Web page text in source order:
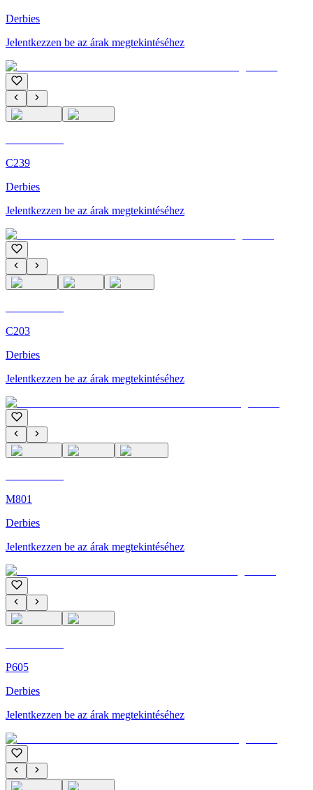
Derbies
Jelentkezzen be az árak megtekintéséhez
C239
Derbies
Jelentkezzen be az árak megtekintéséhez
C203
Derbies
Jelentkezzen be az árak megtekintéséhez
M801
Derbies
Jelentkezzen be az árak megtekintéséhez
P605
Derbies
Jelentkezzen be az árak megtekintéséhez